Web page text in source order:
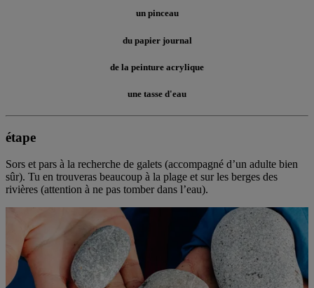
un pinceau
du papier journal
de la peinture acrylique
une tasse d'eau
étape
Sors et pars à la recherche de galets (accompagné d’un adulte bien
sûr). Tu en trouveras beaucoup à la plage et sur les berges des
rivières (attention à ne pas tomber dans l’eau).